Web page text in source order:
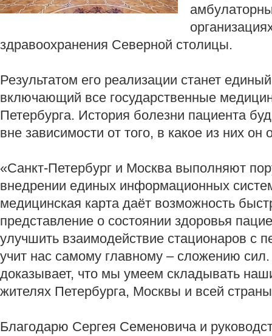
здравоохранения Северной столицы.
Результатом его реализации станет
включающий все государственные
Петербурга. История болезни пациента
вне зависимости от того, в какое из них
«Санкт‑Петербург и Москва выполняют
внедрении единых информационных
медицинская карта даёт возможность
представление о состоянии здоровья
улучшить взаимодействие стационаров с
учит нас самому главному – сложению
доказывает, что мы умеем складывать
жителях Петербурга, Москвы и всей
Благодарю Сергея Семеновича и